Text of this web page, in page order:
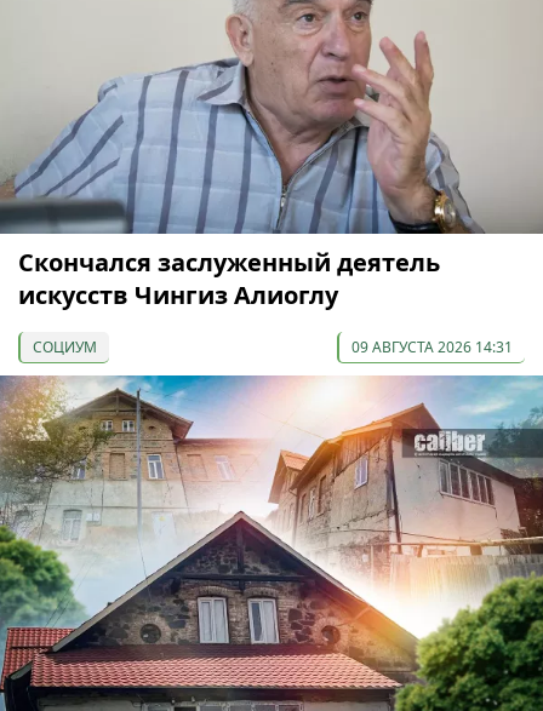
Скончался заслуженный деятель
искусств Чингиз Алиоглу
СОЦИУМ 09 АВГУСТА 2026 14:31